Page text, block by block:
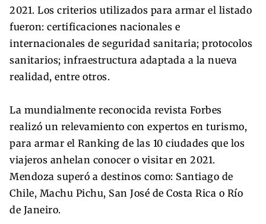
2021. Los criterios utilizados para armar el listado
fueron: certificaciones nacionales e
internacionales de seguridad sanitaria; protocolos
sanitarios; infraestructura adaptada a la nueva
realidad, entre otros.
La mundialmente reconocida revista Forbes
realizó un relevamiento con expertos en turismo,
para armar el Ranking de las 10 ciudades que los
viajeros anhelan conocer o visitar en 2021.
Mendoza superó a destinos como: Santiago de
Chile, Machu Pichu, San José de Costa Rica o Río
de Janeiro.